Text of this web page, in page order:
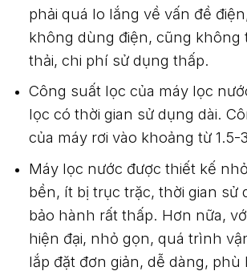
phải quá lo lắng về vấn đề
không dùng điện, cũng không
thải, chi phí sử dụng thấp.
Công suất lọc của máy lọc
lọc có thời gian sử dụng dài.
của máy rơi vào khoảng từ
Máy lọc nước được thiết kế
bền, ít bị trục trặc, thời gian sử
bảo hành rất thấp. Hơn nữa,
hiện đại, nhỏ gọn, quá trình
lắp đặt đơn giản, dễ dàng, phù